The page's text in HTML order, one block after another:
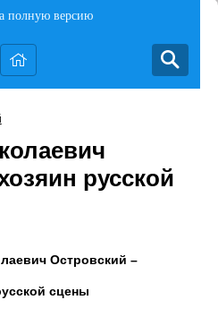
полную версию
русской
Островский –
сцены